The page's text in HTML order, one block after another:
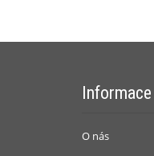
Informace
O nás